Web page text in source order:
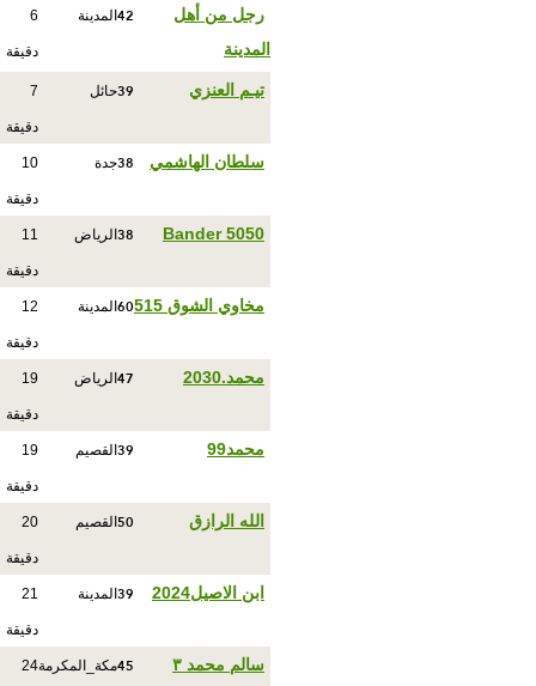
رجل من أهل
المدينة
42 المدينة 6
دقيقة
تيـم العنزي 39حائل 7
دقيقة
سلطان الهاشمي 38جدة 10
دقيقة
Bander 5050
38 الرياض 11
دقيقة
مخاوي الشوق 515 60 المدينة 12
دقيقة
محمد.2030 47 الرياض 19
دقيقة
محمد99 39 القصيم 19
دقيقة
الله الرازق 50 القصيم 20
دقيقة
ابن الاصيل2024 39 المدينة 21
دقيقة
سالم محمد ٣ 45مكة_المكرمة24